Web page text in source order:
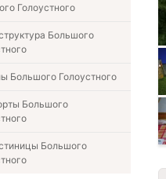
Голоустного
Большого
Большого Голоустного
Большого
Большого